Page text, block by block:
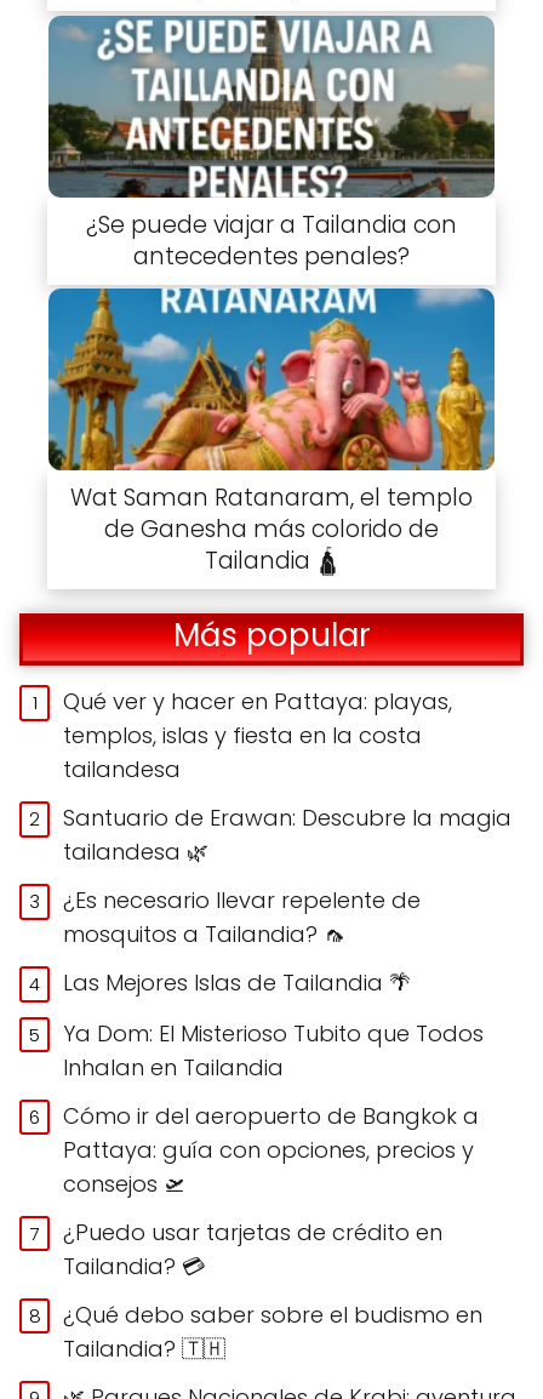
¿Se puede viajar a Tailandia con
antecedentes penales?
Wat Saman Ratanaram, el templo
de Ganesha más colorido de
Tailandia 🛕
Más popular
Qué ver y hacer en Pattaya: playas,
templos, islas y fiesta en la costa
tailandesa
Santuario de Erawan: Descubre la magia
tailandesa 🌿
¿Es necesario llevar repelente de
mosquitos a Tailandia? 🦟
Las Mejores Islas de Tailandia 🌴
Ya Dom: El Misterioso Tubito que Todos
Inhalan en Tailandia
Cómo ir del aeropuerto de Bangkok a
Pattaya: guía con opciones, precios y
consejos 🛫
¿Puedo usar tarjetas de crédito en
Tailandia? 💳
¿Qué debo saber sobre el budismo en
Tailandia? 🇹🇭